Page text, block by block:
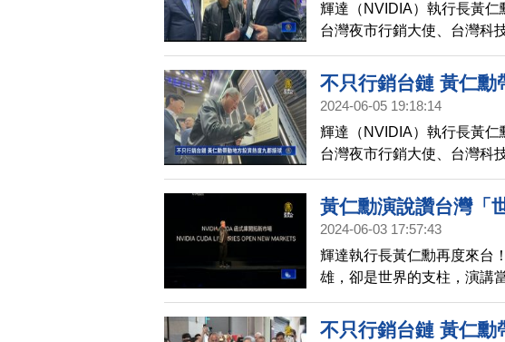
輝達（NVIDIA）執行長黃
台灣夜市行銷大使、台灣科
資話題，輝達宣布將在台灣
招手，甚至還說要在輝達公
不只行銷台鏈 黃仁勳
2024-06-05 19:18:14
輝達（NVIDIA）執行長黃
台灣夜市行銷大使、台灣科
資話題，輝達宣布將在台灣
招手，甚至還說要在輝達公
黃仁勳演說讚台灣「
2024-06-03 17:57:43
輝達執行長黃仁勳再度來台
雄，卻是世界的支柱，演講
百里等眾多重量級企業高層
灣」，對全球半導體產業的
不只行銷台鏈 黃仁勳